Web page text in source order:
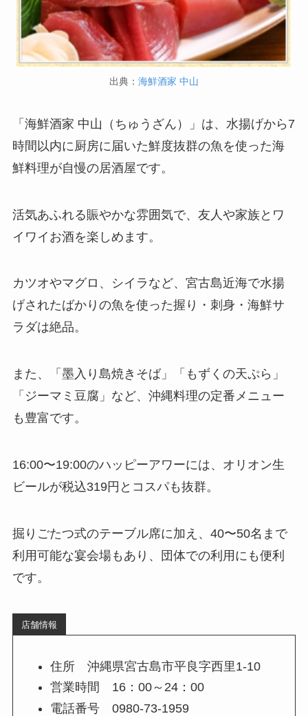
出典： 海鮮酒家 中山
「海鮮酒家 中山（ちゅうざん）」は、水揚げから7
時間以内に厨房に届いた鮮度抜群の魚を使った海
鮮料理が自慢の居酒屋です。
活気あふれる賑やかな雰囲気で、友人や家族とワ
イワイお酒を楽しめます。
カツオやマグロ、シイラなど、宮古島近海で水揚
げされたばかりの魚を使った握り・刺身・海鮮サ
ラダは絶品。
また、「墨入り島焼きそば」「もずくの天ぷら」
「ジーマミ豆腐」など、沖縄料理の定番メニュー
も豊富です。
16:00〜19:00のハッピーアワーには、オリオン生
ビールが税込319円とコスパも抜群。
掘りごたつ式のテーブル席に加え、40〜50名まで
利用可能な宴会場もあり、団体での利用にも便利
です。
店舗情報
住所 沖縄県宮古島市平良字西里1-10
営業時間 16：00～24：00
電話番号 0980-73-1959